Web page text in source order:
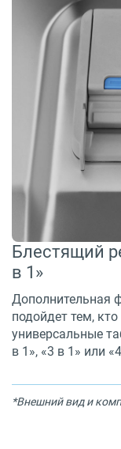
Блестящий
в 1»
Дополнительная
подойдет тем,
универсальные
в 1», «3 в 1» или
*Внешний вид и